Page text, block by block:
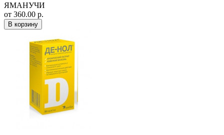
ЯМАНУЧИ
от 360.00 р.
В корзину